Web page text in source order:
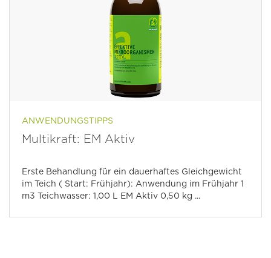
ANWENDUNGSTIPPS
Multikraft: EM Aktiv
Erste Behandlung für ein dauerhaftes Gleichgewicht
im Teich ( Start: Frühjahr): Anwendung im Frühjahr 1
m3 Teichwasser: 1,00 L EM Aktiv 0,50 kg ...